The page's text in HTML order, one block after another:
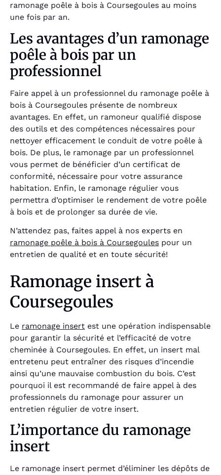
ramonage poêle à bois à Coursegoules au moins
une fois par an.
Les avantages d’un ramonage
poêle à bois par un
professionnel
Faire appel à un professionnel du ramonage poêle à
bois à Coursegoules présente de nombreux
avantages. En effet, un ramoneur qualifié dispose
des outils et des compétences nécessaires pour
nettoyer efficacement le conduit de votre poêle à
bois. De plus, le ramonage par un professionnel
vous permet de bénéficier d’un certificat de
conformité, nécessaire pour votre assurance
habitation. Enfin, le ramonage régulier vous
permettra d’optimiser le rendement de votre poêle
à bois et de prolonger sa durée de vie.
N’attendez pas, faites appel à nos experts en
ramonage poêle à bois à Coursegoules pour un
entretien de qualité et en toute sécurité!
Ramonage insert à
Coursegoules
Le ramonage insert est une opération indispensable
pour garantir la sécurité et l’efficacité de votre
cheminée à Coursegoules. En effet, un insert mal
entretenu peut entraîner des risques d’incendie
ainsi qu’une mauvaise combustion du bois. C’est
pourquoi il est recommandé de faire appel à des
professionnels du ramonage pour assurer un
entretien régulier de votre insert.
L’importance du ramonage
insert
Le ramonage insert permet d’éliminer les dépôts de